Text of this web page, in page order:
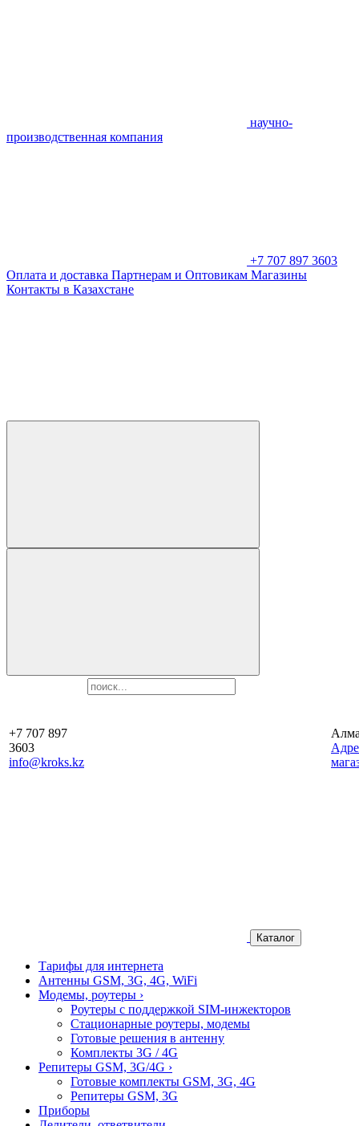
научно-
производственная компания
+7 707 897 3603
Оплата и доставка Партнерам и Оптовикам Магазины
Контакты в Казахстане
+7 707 897
3603
info@kroks.kz
Каталог
Тарифы для интернета
Антенны GSM, 3G, 4G, WiFi
Модемы, роутеры ›
Роутеры с поддержкой SIM-инжекторов
Стационарные роутеры, модемы
Готовые решения в антенну
Комплекты 3G / 4G
Репитеры GSM, 3G/4G ›
Готовые комплекты GSM, 3G, 4G
Репитеры GSM, 3G
Приборы